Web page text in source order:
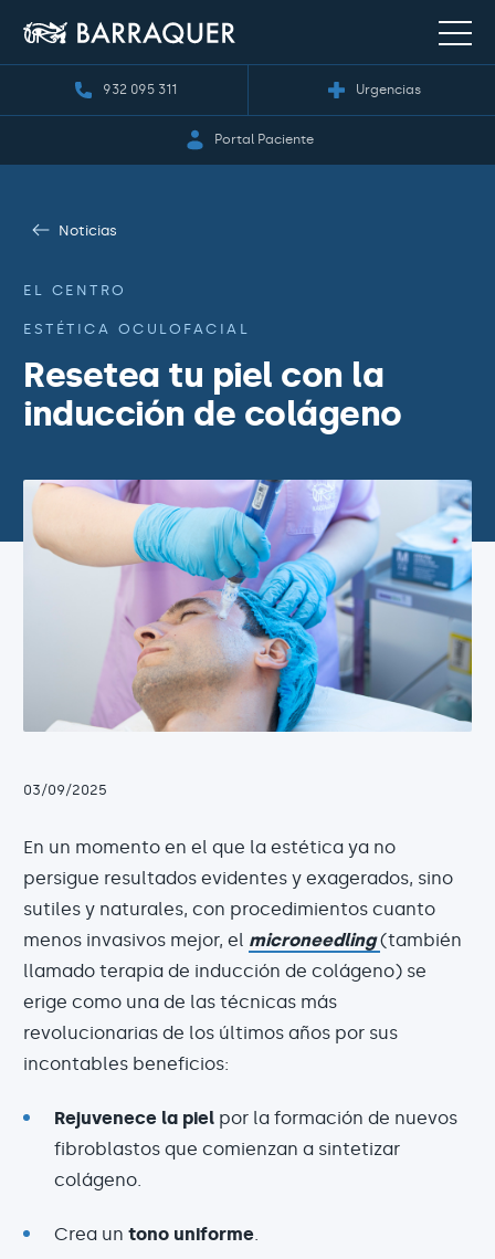
932 095 311 Urgencias
Portal Paciente
Noticias
EL CENTRO
ESTÉTICA OCULOFACIAL
Resetea tu piel con la
inducción de colágeno
03/09/2025
En un momento en el que la estética ya no
persigue resultados evidentes y exagerados, sino
sutiles y naturales, con procedimientos cuanto
menos invasivos mejor, el microneedling (también
llamado terapia de inducción de colágeno) se
erige como una de las técnicas más
revolucionarias de los últimos años por sus
incontables beneficios:
Rejuvenece la piel por la formación de nuevos
fibroblastos que comienzan a sintetizar
colágeno.
Crea un tono uniforme.